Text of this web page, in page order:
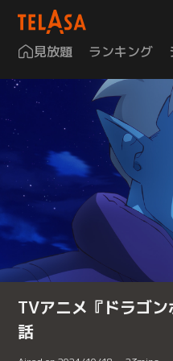
見放題 ランキング
TVアニメ『ドラゴ
話